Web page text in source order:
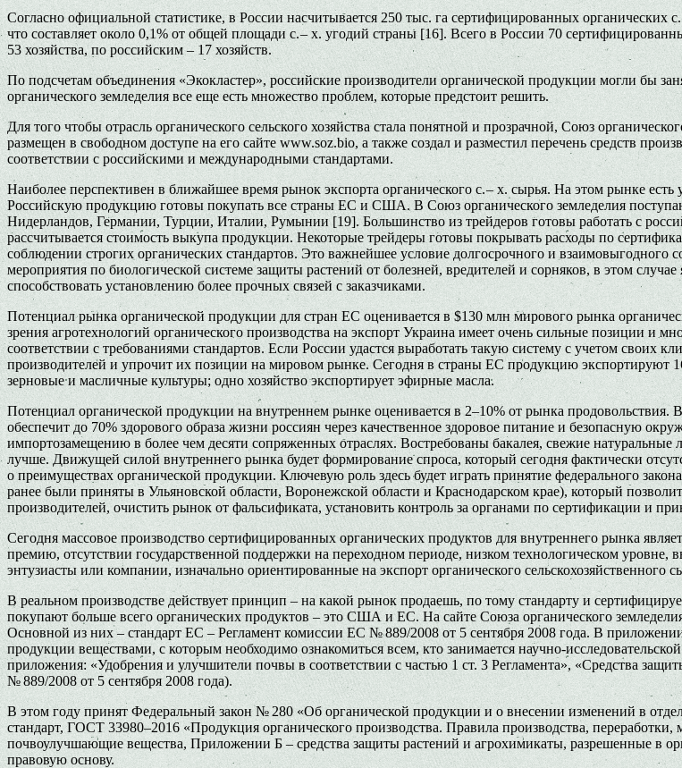
Согласно официальной статистике, в России насчитывается 250 тыс. га сертифицированных
что составляет около 0,1% от общей площади с. – х. угодий страны [16]. Всего в России 70
53 хозяйства, по российским – 17 хозяйств.
По подсчетам объединения «Экокластер», российские производители органической продукции могли бы
органического земледелия все еще есть множество проблем, которые предстоит решить.
Для того чтобы отрасль органического сельского хозяйства стала понятной и прозрачной, Союз
размещен в свободном доступе на его сайте www.soz.bio, а также создал и разместил перечень средств
соответствии с российскими и международными стандартами.
Наиболее перспективен в ближайшее время рынок экспорта органического с. – х. сырья. На этом рынке
Российскую продукцию готовы покупать все страны ЕС и США. В Союз органического земледелия
Нидерландов, Германии, Турции, Италии, Румынии [19]. Большинство из трейдеров готовы работать с
рассчитывается стоимость выкупа продукции. Некоторые трейдеры готовы покрывать расходы по
соблюдении строгих органических стандартов. Это важнейшее условие долгосрочного и
мероприятия по биологической системе защиты растений от болезней, вредителей и сорняков, в этом
способствовать установлению более прочных связей с заказчиками.
Потенциал рынка органической продукции для стран ЕС оценивается в $130 млн мирового рынка
зрения агротехнологий органического производства на экспорт Украина имеет очень сильные позиции и
соответствии с требованиями стандартов. Если России удастся выработать такую систему с учетом своих
производителей и упрочит их позиции на мировом рынке. Сегодня в страны ЕС продукцию экспортируют
зерновые и масличные культуры; одно хозяйство экспортирует эфирные масла.
Потенциал органической продукции на внутреннем рынке оценивается в 2–10% от рынка продовольствия.
обеспечит до 70% здорового образа жизни россиян через качественное здоровое питание и безопасную
импортозамещению в более чем десяти сопряженных отраслях. Востребованы бакалея, свежие
лучше. Движущей силой внутреннего рынка будет формирование спроса, который сегодня фактически
о преимуществах органической продукции. Ключевую роль здесь будет играть принятие федерального
ранее были приняты в Ульяновской области, Воронежской области и Краснодарском крае), который
производителей, очистить рынок от фальсификата, установить контроль за органами по сертификации и
Сегодня массовое производство сертифицированных органических продуктов для внутреннего рынка
премию, отсутствии государственной поддержки на переходном периоде, низком технологическом
энтузиасты или компании, изначально ориентированные на экспорт органического сельскохозяйственного
В реальном производстве действует принцип – на какой рынок продаешь, по тому стандарту и
покупают больше всего органических продуктов – это США и ЕС. На сайте Союза органического
Основной из них – стандарт ЕС – Регламент комиссии ЕС № 889/2008 от 5 сентября 2008 года. В
продукции веществами, с которым необходимо ознакомиться всем, кто занимается научно-
приложения: «Удобрения и улучшители почвы в соответствии с частью 1 ст. 3 Регламента», «Средства
№ 889/2008 от 5 сентября 2008 года).
В этом году принят Федеральный закон № 280 «Об органической продукции и о внесении изменений в
стандарт, ГОСТ 33980–2016 «Продукция органического производства. Правила производства,
почвоулучшающие вещества, Приложении Б – средства защиты растений и агрохимикаты, разрешенные в
правовую основу.